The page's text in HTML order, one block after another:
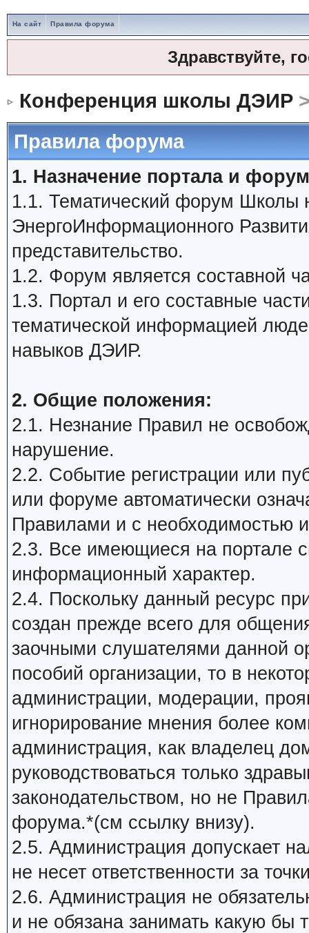
На сайт Правила форума
Здравствуйте,
Конференция школы ДЭИР
Правила форума
1. Назначение портала и
1.1. Тематический форум Школы
ЭнергоИнформационного
представительство.
1.2. Форум является составной
1.3. Портал и его составные
тематической информацией
навыков ДЭИР.
2. Общие положения:
2.1. Незнание Правил не
нарушение.
2.2. Событие регистрации или
или форуме автоматически
Правилами и с необходимостью
2.3. Все имеющиеся на портале
информационный характер.
2.4. Поскольку данный ресурс
создан прежде всего для
заочными слушателями данной
пособий организации, то в
администрации, модерации,
игнорирование мнения более
администрация, как владелец
руководствоваться только
законодательством, но не
форума.*(см ссылку внизу).
2.5. Администрация допускает
не несет ответственности за
2.6. Администрация не
и не обязана занимать какую